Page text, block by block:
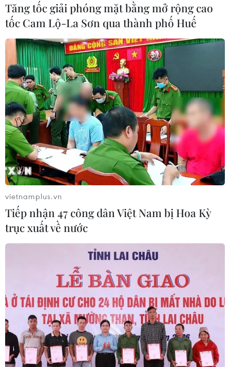
Các thương hiệu xe cao cấp của Đức
trong cuộc khủng hoảng lợi nhuận
04/08/2026 23:03
Bứt phá trước "tháng Ngâu": Hãng xe
đồng loạt bung chiêu kích cầu đa
dạng
Tăng tốc giải phóng mặt bằng mở rộng cao
tốc Cam Lộ-La Sơn qua thành phố Huế
vietnamplus.vn
Tiếp nhận 47 công dân Việt Nam bị Hoa Kỳ
trục xuất về nước